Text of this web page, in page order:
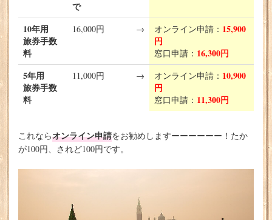
で
10年用
旅券手数
料
16,000円 → オンライン申請： 15,900
円
窓口申請： 16,300円
5年用
旅券手数
料
11,000円 → オンライン申請： 10,900
円
窓口申請： 11,300円
これならオンライン申請をお勧めしますーーーーーー！たか
が100円、されど100円です。